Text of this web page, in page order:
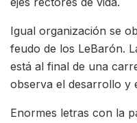
Igual organización se
feudo de los LeBarón.
está al final de una
observa el desarrollo y
Enormes letras con la